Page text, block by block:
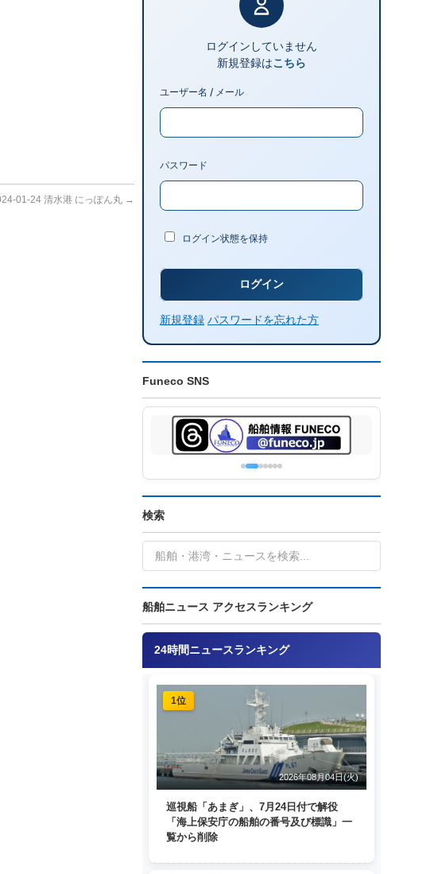
01-24 清水港 にっぽん丸 →
ログインしていません
新規登録はこちら
ユーザー名 / メール
パスワード
ログイン状態を保持
新規登録 パスワードを忘れた方
Funeco SNS
検索
船舶ニュース アクセスランキング
24時間ニュースランキング
1位
2026年08月04日(火)
巡視船「あまぎ」、7月24日付で解役
「海上保安庁の船舶の番号及び標識」一
覧から削除